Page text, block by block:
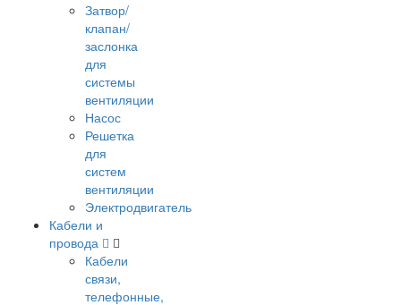
Затвор/
клапан/
заслонка
для
системы
вентиляции
Насос
Решетка
для
систем
вентиляции
Электродвигатель
Кабели и
провода
Кабели
связи,
телефонные,